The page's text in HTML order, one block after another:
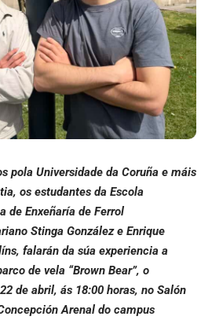
pola Universidade da Coruña e máis
os estudantes da Escola
de Enxeñaría de Ferrol
Stinga González e Enrique
falarán da súa experiencia a
de vela “Brown Bear”, o
de abril, ás 18:00 horas, no Salón
Arenal do campus